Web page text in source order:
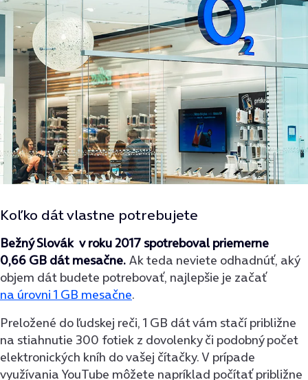
Koľko dát vlastne potrebujete
Bežný Slovák v roku 2017 spotreboval priemerne
0,66 GB dát mesačne. Ak teda neviete odhadnúť, aký
objem dát budete potrebovať, najlepšie je začať
na úrovni 1 GB mesačne.
Preložené do ľudskej reči, 1 GB dát vám stačí približne
na stiahnutie 300 fotiek z dovolenky či podobný počet
elektronických kníh do vašej čítačky. V prípade
využívania YouTube môžete napríklad počítať približne